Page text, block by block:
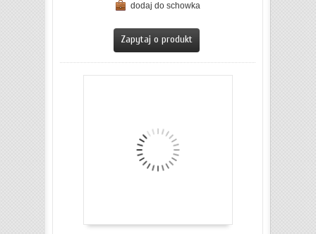
dodaj do schowka
Zapytaj o produkt